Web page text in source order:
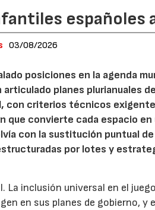
españoles
03/08/2026
posiciones en la agenda
planes plurianuales
con criterios técnicos
que convierte cada espacio
con la sustitución puntual
por lotes y
La inclusión universal en el
en sus planes de gobierno,